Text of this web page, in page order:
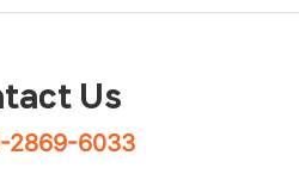
Us
2869-6033